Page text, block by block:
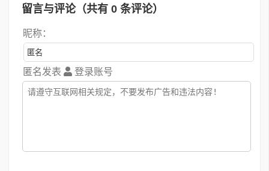
留言与评论（共有 0 条评论）
昵称：
匿名发表 登录账号